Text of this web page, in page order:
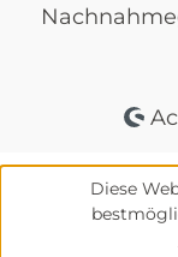
Diese